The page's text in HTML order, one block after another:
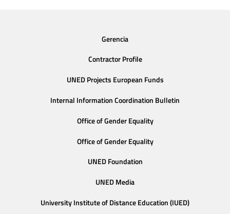
Gerencia
Contractor Profile
UNED Projects European Funds
Internal Information Coordination Bulletin
Office of Gender Equality
Office of Gender Equality
UNED Foundation
UNED Media
University Institute of Distance Education (IUED)